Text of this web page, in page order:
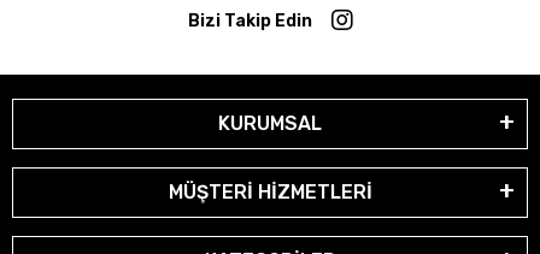
Bizi Takip Edin
KURUMSAL
MÜŞTERİ HİZMETLERİ